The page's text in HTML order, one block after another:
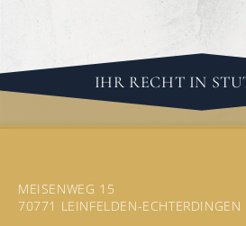
IHR RECHT IN
MEISENWEG 15
70771 LEINFELDEN-ECHTERDINGEN